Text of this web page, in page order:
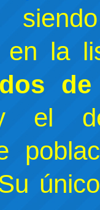
en la